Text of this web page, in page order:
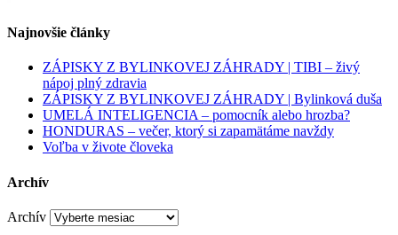
Najnovšie články
ZÁPISKY Z BYLINKOVEJ ZÁHRADY | TIBI – živý
nápoj plný zdravia
ZÁPISKY Z BYLINKOVEJ ZÁHRADY | Bylinková duša
UMELÁ INTELIGENCIA – pomocník alebo hrozba?
HONDURAS – večer, ktorý si zapamätáme navždy
Voľba v živote človeka
Archív
Archív